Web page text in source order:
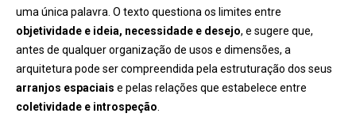
uma única palavra. O texto questiona os limites entre
objetividade e ideia, necessidade e desejo, e sugere que,
antes de qualquer organização de usos e dimensões, a
arquitetura pode ser compreendida pela estruturação dos seus
arranjos espaciais e pelas relações que estabelece entre
coletividade e introspeção